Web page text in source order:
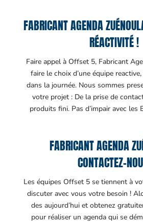
FABRICANT AGENDA
RÉACTIVITÉ !
Faire appel à Offset 5, Fabricant
faire le choix d’une équipe
dans la journée. Nous sommes
votre projet : De la prise de
produits fini. Pas d’impair avec les
FABRICANT AGENDA
CONTACTEZ-
Les équipes Offset 5 se tiennent à
discuter avec vous votre besoin !
des aujourd’hui et obtenez
pour réaliser un agenda qui se